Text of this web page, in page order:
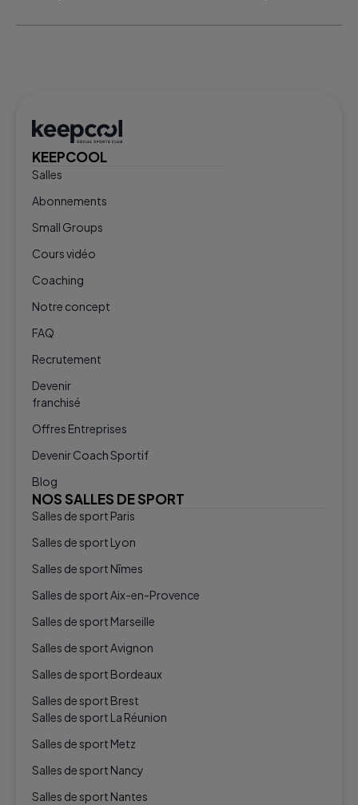
KEEPCOOL
Salles
Abonnements
Small Groups
Cours vidéo
Coaching
Notre concept
FAQ
Recrutement
Devenir
franchisé
Offres Entreprises
Devenir Coach Sportif
Blog
NOS SALLES DE SPORT
Salles de sport Paris
Salles de sport Lyon
Salles de sport Nîmes
Salles de sport Aix-en-Provence
Salles de sport Marseille
Salles de sport Avignon
Salles de sport Bordeaux
Salles de sport Brest
Salles de sport La Réunion
Salles de sport Metz
Salles de sport Nancy
Salles de sport Nantes